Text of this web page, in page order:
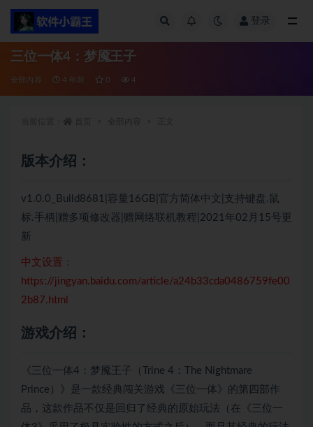
登录
三位一体4：梦魇王子
全部内容 4 年前 0 4
版本介绍：
v1.0.0_Build8681|容量16GB|官方简体中文|支持键盘.鼠
标.手柄|赠多项修改器|赠网络联机教程|2021年02月15号更
新
中文设置：
https://jingyan.baidu.com/article/a24b33cda0486759fe00
2b87.html
游戏介绍：
《三位一体4：梦魇王子（Trine 4：The Nightmare
Prince）》是一款经典闯关游戏《三位一体》的第四部作
品，这款作品不仅是回归了经典的原始玩法（在《三位一